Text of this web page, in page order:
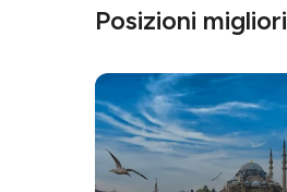
Posizioni migliori